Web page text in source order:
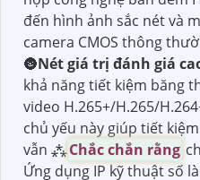
đến hình ảnh sắc nét và
camera CMOS thông
🌚Nét giá trị đánh giá
khả năng tiết kiệm băng
video H.265+/H.265/
chủ yếu này giúp tiết
vẫn ⁂Chắc chắn rằng
Ứng dụng IP kỹ thuật số